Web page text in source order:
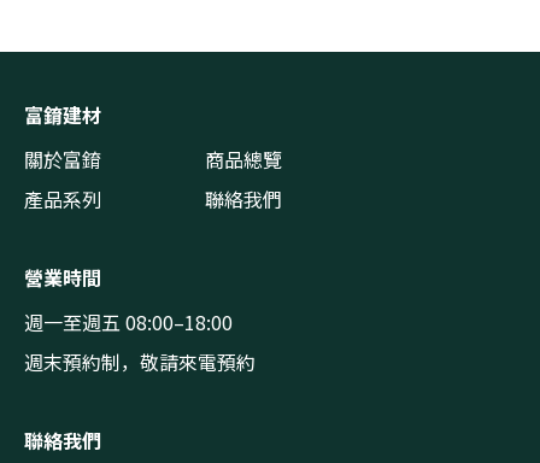
富錥建材
關於富錥
商品總覽
產品系列
聯絡我們
營業時間
週一至週五 08:00–18:00
週末預約制，敬請來電預約
聯絡我們